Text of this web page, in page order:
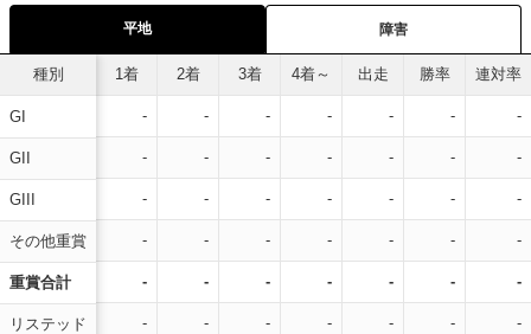
平地 障害
種別
GI
GII
GIII
その他重賞
重賞合計
リステッド
1着 2着 3着 4着～ 出走 勝率 連対率
- - - - - - -
- - - - - - -
- - - - - - -
- - - - - - -
- - - - - - -
- - - - - - -